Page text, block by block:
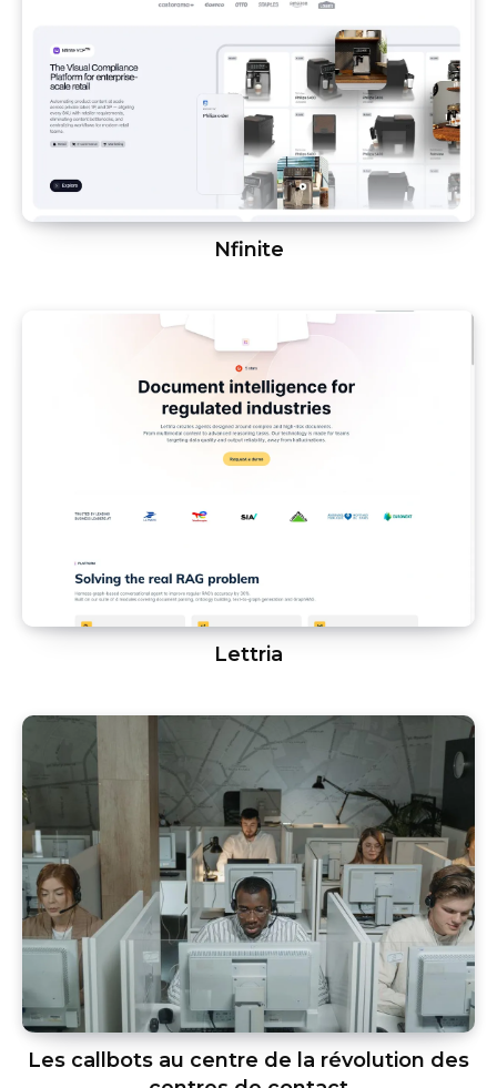
Nfinite
Lettria
Les callbots au centre de la révolution des